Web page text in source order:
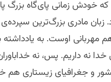
خودش زمانی پای‌گاه بزرگ
مادری بزرگ‌ترین
مهربانی‌ اوست. به یادداشته
نه داریم. پس، نه
و جغرافیای زیستاری هم